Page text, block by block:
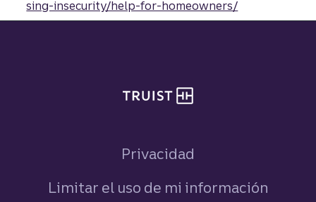
sing-insecurity/help-for-homeowners/
Privacidad
Limitar el uso de mi información